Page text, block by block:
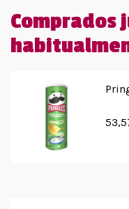
Comprados